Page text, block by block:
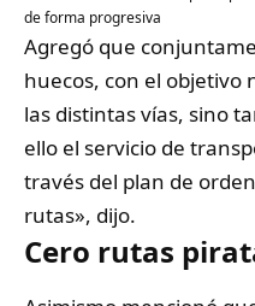
de forma progresiva
Agregó que
huecos, con el objetivo
las distintas vías, sino
ello el servicio de
través del plan de
rutas», dijo.
Cero rutas